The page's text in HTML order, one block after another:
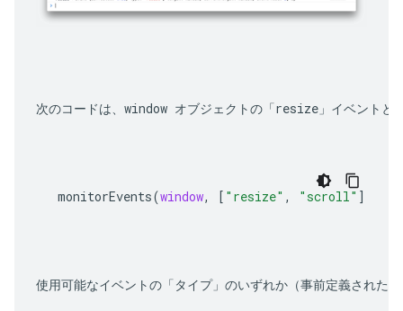
次のコードは、window オブジェクトの「resize」イベント
monitorEvents(window, [ "resize" , "scroll" ])
使用可能なイベントの「タイプ」のいずれか（事前定義された